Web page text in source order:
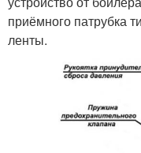
приёмного патрубка
ленты.